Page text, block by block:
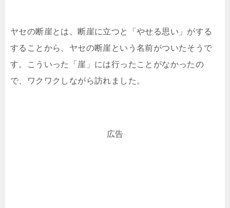
ヤセの断崖とは、断崖に立つと「やせる思い」がする
することから、ヤセの断崖という名前がついたそうで
す。こういった「崖」には行ったことがなかったの
で、ワクワクしながら訪れました。
広告